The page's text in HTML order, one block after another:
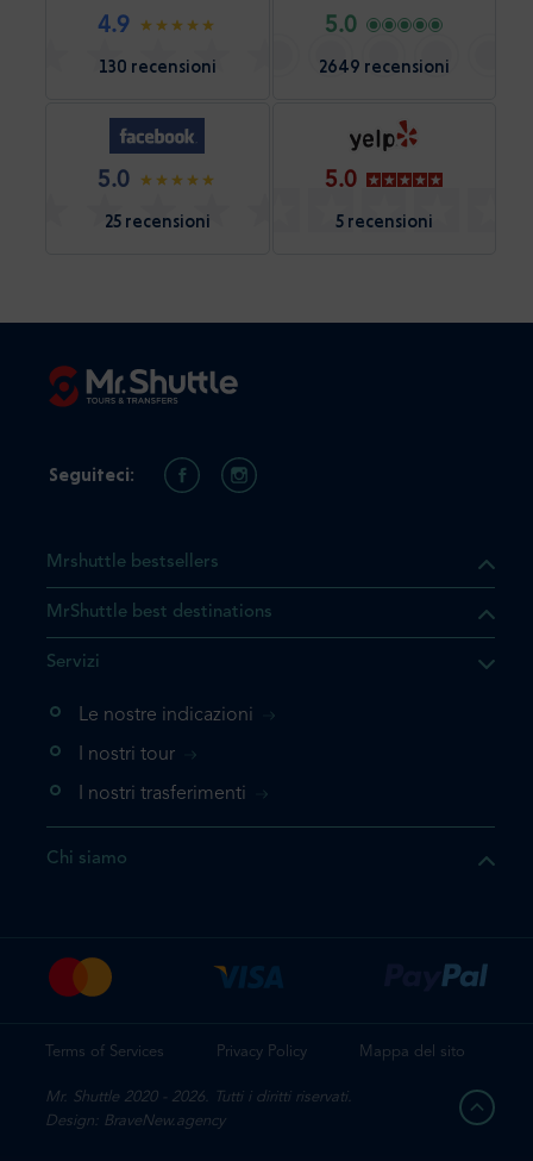
4.9
130 recensioni
5.0
2649 recensioni
5.0
25 recensioni
5.0
5 recensioni
il prodotto che state
nuovamente, la
Mrshuttle bestsellers
MrShuttle best destinations
Servizi
Le nostre indicazioni
I nostri tour
I nostri trasferimenti
Chi siamo
Seguiteci:
Terms of Services Privacy Policy Mappa del sito
Mr. Shuttle 2020 - 2026. Tutti i diritti riservati.
Design: BraveNew.agency